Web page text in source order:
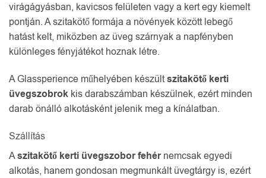
virágágyásban, kavicsos felületen vagy a kert egy kiemelt
pontján. A szitakötő formája a növények között lebegő
hatást kelt, miközben az üveg szárnyak a napfényben
különleges fényjátékot hoznak létre.
A Glassperience műhelyében készültszitakötő kerti
üvegszobrok kis darabszámban készülnek, ezért minden
darab önálló alkotásként jelenik meg a kínálatban.
Szállítás
Aszitakötő kerti üvegszobor fehérnemcsak egyedi
alkotás, hanem gondosan megmunkált üvegtárgy is, ezért